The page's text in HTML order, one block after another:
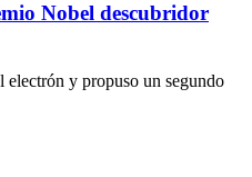
Nobel descubridor
electrón y propuso un segundo